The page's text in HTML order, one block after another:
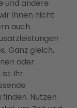
und andere
Ihnen nicht
auch
Ganz gleich,
oder
Ihr
Nutzen